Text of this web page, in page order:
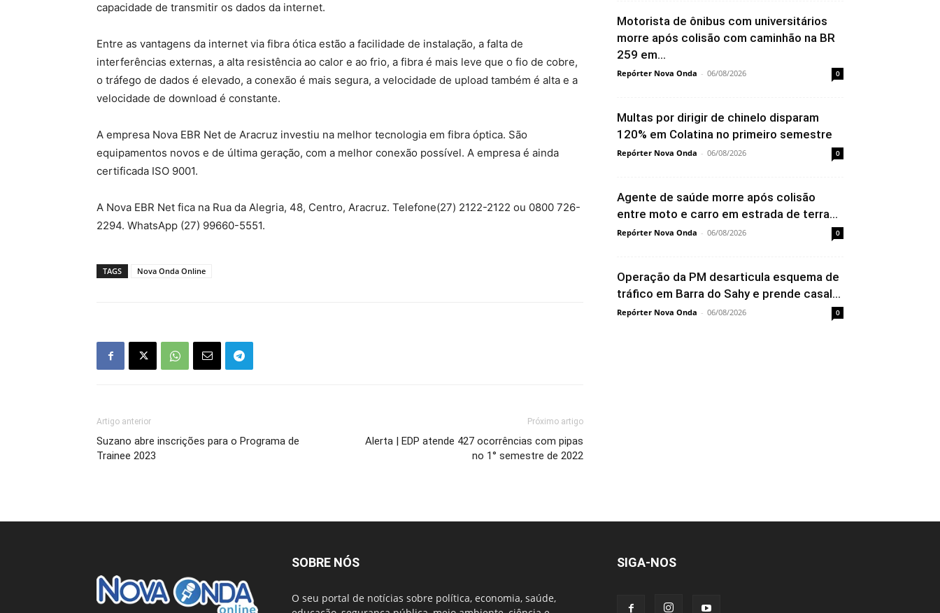
capacidade de transmitir os dados da internet.
Entre as vantagens da internet via fibra ótica estão a facilidade de instalação, a falta de
interferências externas, a alta resistência ao calor e ao frio, a fibra é mais leve que o fio de cobre,
o tráfego de dados é elevado, a conexão é mais segura, a velocidade de upload também é alta e a
velocidade de download é constante.
A empresa Nova EBR Net de Aracruz investiu na melhor tecnologia em fibra óptica. São
equipamentos novos e de última geração, com a melhor conexão possível. A empresa é ainda
certificada ISO 9001.
A Nova EBR Net fica na Rua da Alegria, 48, Centro, Aracruz. Telefone(27) 2122-2122 ou 0800 726-
2294. WhatsApp (27) 99660-5551.
TAGS Nova Onda Online
Artigo anterior
Suzano abre inscrições para o Programa de
Trainee 2023
Próximo artigo
Alerta | EDP atende 427 ocorrências com pipas
no 1° semestre de 2022
Motorista de ônibus com universitários
morre após colisão com caminhão na BR
259 em...
Repórter Nova Onda - 06/08/2026 0
Multas por dirigir de chinelo disparam
120% em Colatina no primeiro semestre
Repórter Nova Onda - 06/08/2026 0
Agente de saúde morre após colisão
entre moto e carro em estrada de terra...
Repórter Nova Onda - 06/08/2026 0
Operação da PM desarticula esquema de
tráfico em Barra do Sahy e prende casal...
Repórter Nova Onda - 06/08/2026 0
SOBRE NÓS
O seu portal de notícias sobre política, economia, saúde,
SIGA-NOS